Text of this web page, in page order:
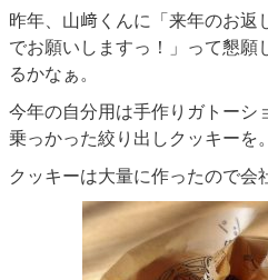
昨年、山﨑くんに「来年のお返
でお願いしますっ！」って懇願
るかなぁ。
今年の自分用は手作りガトーシ
乗っかった絞り出しクッキーを。
クッキーは大量に作ったので会